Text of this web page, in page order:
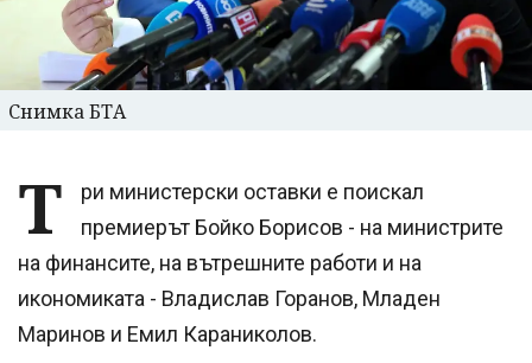
Снимка БТА
Т
ри министерски оставки е поискал
премиерът Бойко Борисов - на министрите
на финансите, на вътрешните работи и на
икономиката - Владислав Горанов, Младен
Маринов и Емил Караниколов.